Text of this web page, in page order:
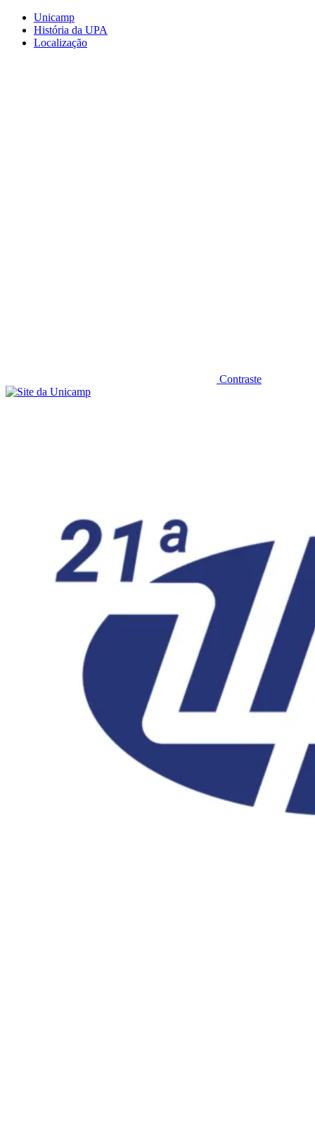
Conteúdo principal
Unicamp
História da UPA
Localização
Contraste